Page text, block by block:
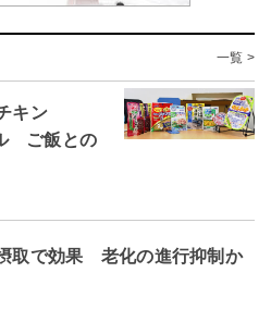
一覧 >
キン
ご飯との
取で効果 老化の進行抑制か